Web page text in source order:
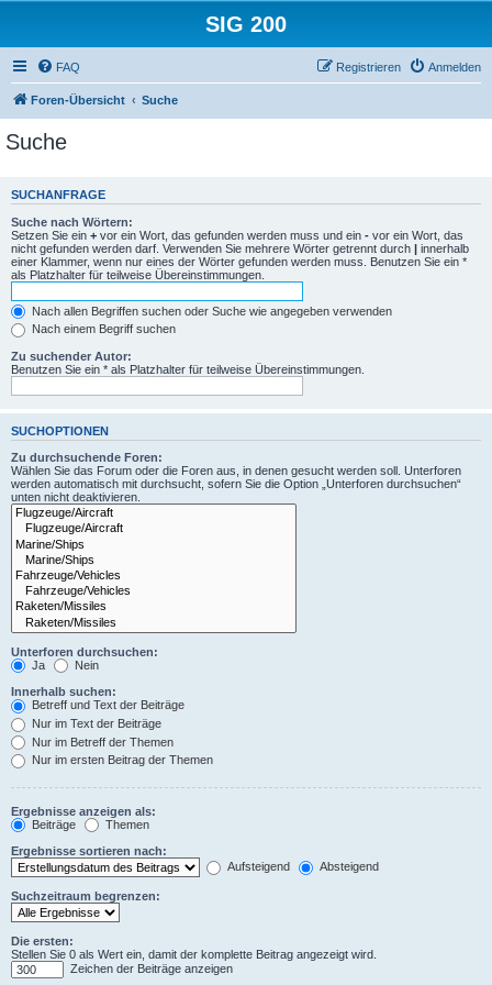
SIG 200
FAQ Anmelden
Registrieren
Foren-Übersicht Suche
Suche
SUCHANFRAGE
Suche nach Wörtern:
Setzen Sie ein + vor ein Wort, das gefunden werden muss und ein - vor ein Wort, das
nicht gefunden werden darf. Verwenden Sie mehrere Wörter getrennt durch | innerhalb
einer Klammer, wenn nur eines der Wörter gefunden werden muss. Benutzen Sie ein *
als Platzhalter für teilweise Übereinstimmungen.
Nach allen Begriffen suchen oder Suche wie angegeben verwenden
Nach einem Begriff suchen
Zu suchender Autor:
Benutzen Sie ein * als Platzhalter für teilweise Übereinstimmungen.
SUCHOPTIONEN
Zu durchsuchende Foren:
Wählen Sie das Forum oder die Foren aus, in denen gesucht werden soll. Unterforen
werden automatisch mit durchsucht, sofern Sie die Option „Unterforen durchsuchen“
unten nicht deaktivieren.
Unterforen durchsuchen:
Ja
Nein
Innerhalb suchen:
Betreff und Text der Beiträge
Nur im Text der Beiträge
Nur im Betreff der Themen
Nur im ersten Beitrag der Themen
Ergebnisse anzeigen als:
Beiträge
Themen
Ergebnisse sortieren nach:
Aufsteigend
Absteigend
Suchzeitraum begrenzen:
Die ersten:
Stellen Sie 0 als Wert ein, damit der komplette Beitrag angezeigt wird.
Zeichen der Beiträge anzeigen